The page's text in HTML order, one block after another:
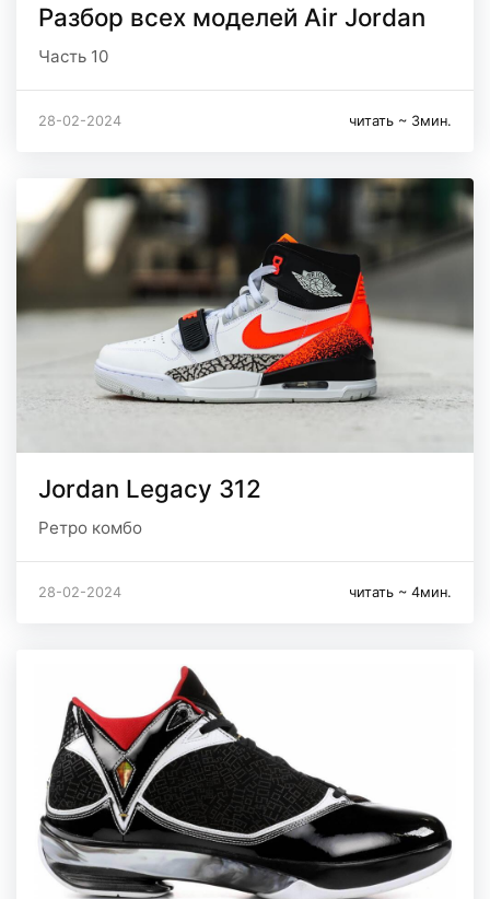
Разбор всех моделей Air Jordan
Часть 10
28-02-2024 читать ~ 3мин.
Jordan Legacy 312
Ретро комбо
28-02-2024 читать ~ 4мин.